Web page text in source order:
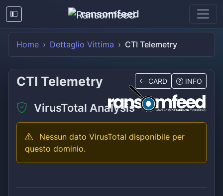
ransomfeed
Home Dettaglio Vittima CTI Telemetry
CTI Telemetry CARD INFO
VirusTotal Analysis
Nessun dato VirusTotal disponibile per
questo dominio.